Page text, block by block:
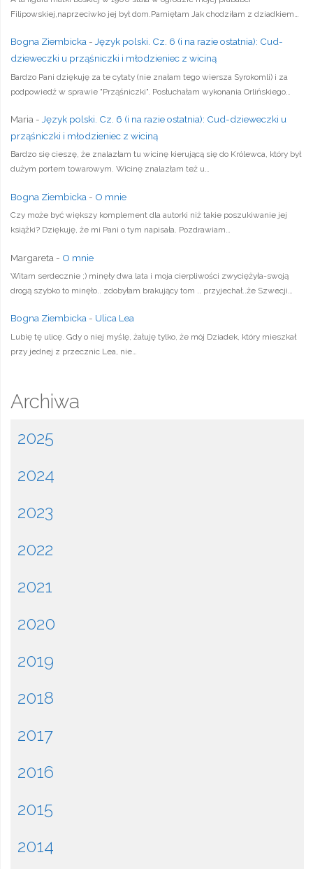
Filipowskiej,naprzeciwko jej był dom.Pamiętam Jak chodziłam z dziadkiem…
Bogna Ziembicka- Język polski. Cz. 6 (i na razie ostatnia): Cud-
dzieweczki u prząśniczki i młodzieniec z wiciną
Bardzo Pani dziękuję za te cytaty (nie znałam tego wiersza Syrokomli) i za
podpowiedź w sprawie "Prząśniczki". Posłuchałam wykonania Orlińskiego…
Maria - Język polski. Cz. 6 (i na razie ostatnia): Cud-dzieweczki u
prząśniczki i młodzieniec z wiciną
Bardzo się cieszę, że znalazłam tu wicinę kierującą się do Królewca, który był
dużym portem towarowym. Wicinę znalazłam też u…
Bogna Ziembicka - O mnie
Czy może być większy komplement dla autorki niż takie poszukiwanie jej
książki? Dziękuję, że mi Pani o tym napisała. Pozdrawiam…
Margareta - O mnie
Witam serdecznie ;) minęły dwa lata i moja cierpliwości zwyciężyła-swoją
drogą szybko to minęło.. zdobyłam brakujący tom .. przyjechał..że Szwecji…
Bogna Ziembicka- Ulica Lea
Lubię tę ulicę. Gdy o niej myślę, żałuję tylko, że mój Dziadek, który mieszkał
przy jednej z przecznic Lea, nie…
Archiwa
2025
2024
2023
2022
2021
2020
2019
2018
2017
2016
2015
2014